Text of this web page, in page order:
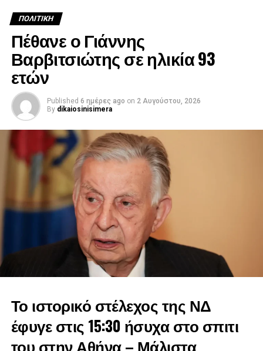
Μεταξύ άλλων ο Κυριάκος Μητσοτάκης, είπε: «Ο Γιάννης
Βαρβιτσιώτης ήταν φτιαγμένος από εκείνο το σπάνιο
μέταλλο μιας άλλης εποχής…Υπήρξε ο τελευταίος
εκπρόσωπος μιας σχολής που αντιλαμβανόταν την
πολιτική όχι ως κάτι πρόσκαιρο, αλλά έχοντας αρχές και
αξίες.
Σεβαστέ μας Γιάννη, μας αφήνεις βαριά κληρονομιά. Την
ευθύνη απέναντι στην πατρίδα, την αφοσίωση σε αξίες,
κυρίως όμως μια βαθιά πολιτική ευγένεια που τόσο μας
λείπει αυτές τις εποχές. Για όλα αυτά η Ελλάδα αλλά και η
μεγάλη μας παράταξη, η Νέα Δημοκρατία θα σε
ευχαριστεί.0
Στη μακρά πορεία του ανέλαβε όποια θέση του ζητήθηκε
και ήταν παρών σε όποια μάχη και αν χρειάστηκε να
δώσει. Με ξεχωριστή την αναθεώρηση του Συντάγματος
του 1961», είπε και μοιράστηκε και προσωπικές ιστορίες
με τον πολιτικό που έφυγε από τη ζωή.
ΠΟΛΙΤΙΚΉ
Πέθανε ο Γιάννης
Βαρβιτσιώτης σε ηλικία 93
ετών
Published 6 ημέρες ago on 2 Αυγούστου, 2026
By dikaiosinisimera
Το ιστορικό στέλεχος της ΝΔ
έφυγε στις 15:30 ήσυχα στο σπιτι
του στην Αθήνα – Μάλιστα